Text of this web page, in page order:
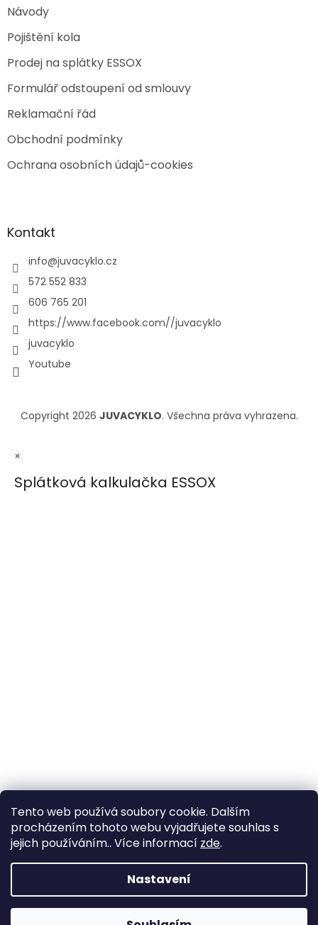
Tento web používá soubory cookie. Dalším
procházením tohoto webu vyjadřujete souhlas s
jejich používáním.. Více informací zde.
Nastavení
Návody
Pojištění kola
Prodej na splátky ESSOX
Formulář odstoupení od smlouvy
Reklamační řád
Obchodní podmínky
Ochrana osobních údajů-cookies
Kontakt
info@juvacyklo.cz
572 552 833
606 765 201
https://www.facebook.com//juvacyklo
juvacyklo
Youtube
Copyright 2026 JUVACYKLO. Všechna práva vyhrazena.
×
Splátková kalkulačka ESSOX